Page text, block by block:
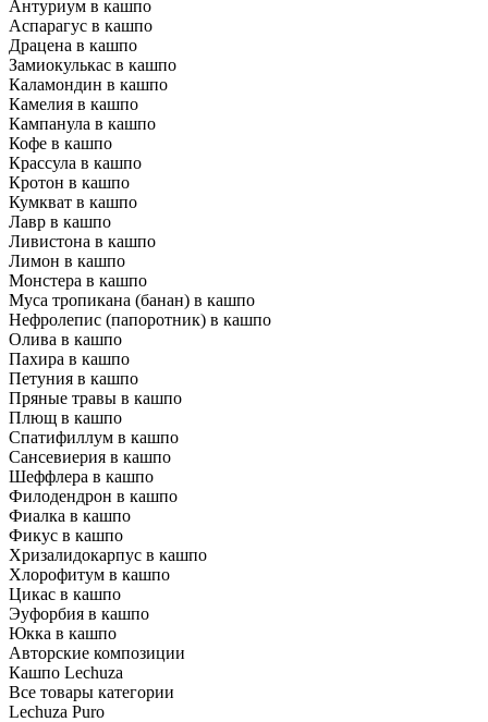
Антуриум в кашпо
Аспарагус в кашпо
Драцена в кашпо
Замиокулькас в кашпо
Каламондин в кашпо
Камелия в кашпо
Кампанула в кашпо
Кофе в кашпо
Крассула в кашпо
Кротон в кашпо
Кумкват в кашпо
Лавр в кашпо
Ливистона в кашпо
Лимон в кашпо
Монстера в кашпо
Муса тропикана (банан) в кашпо
Нефролепис (папоротник) в кашпо
Олива в кашпо
Пахира в кашпо
Петуния в кашпо
Пряные травы в кашпо
Плющ в кашпо
Спатифиллум в кашпо
Сансевиерия в кашпо
Шеффлера в кашпо
Филодендрон в кашпо
Фиалка в кашпо
Фикус в кашпо
Хризалидокарпус в кашпо
Хлорофитум в кашпо
Цикас в кашпо
Эуфорбия в кашпо
Юкка в кашпо
Авторские композиции
Кашпо Lechuza
Все товары категории
Lechuza Puro